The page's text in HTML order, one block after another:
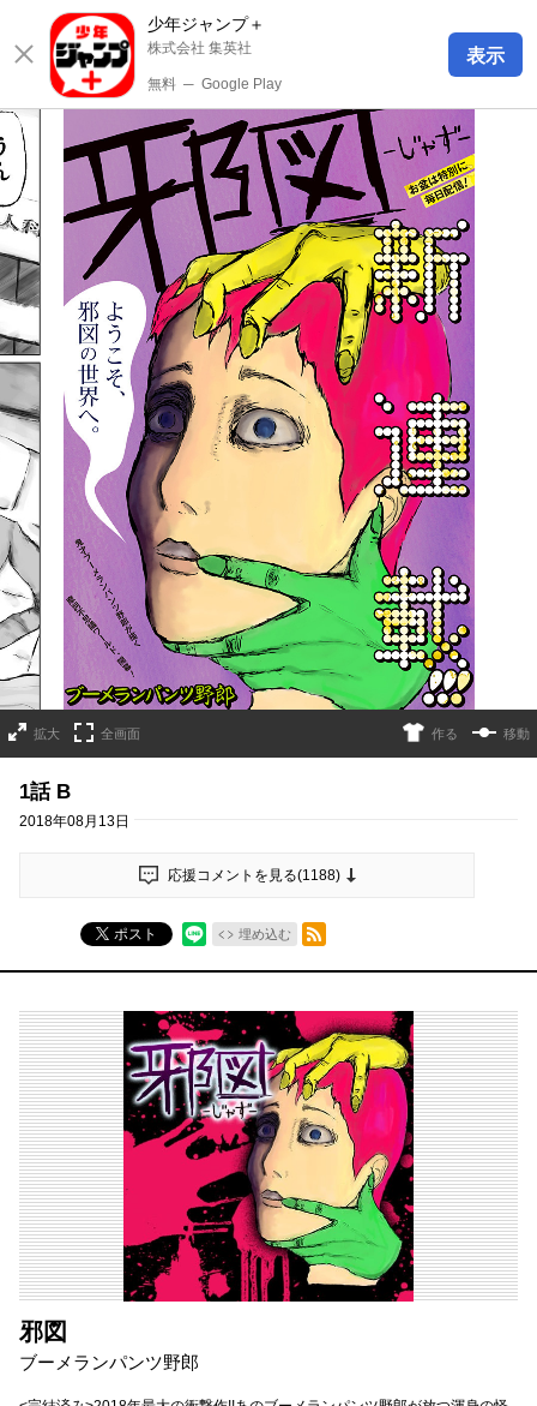
少年ジャンプ＋
株式会社 集英社
無料 ─ Google Play
表示
拡大 全画面 作る 移動
1話 B
2018年08月13日
応援コメントを見る(1188)
ポスト 埋め込む
RSSフィード
邪図
ブーメランパンツ野郎